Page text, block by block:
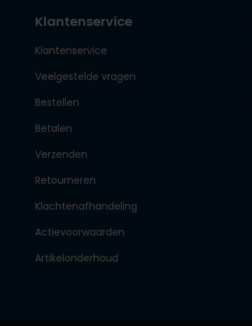
Klantenservice
Klantenservice
Veelgestelde vragen
Bestellen
Betalen
Verzenden
Retourneren
Klachtenafhandeling
Actievoorwaarden
Artikelonderhoud